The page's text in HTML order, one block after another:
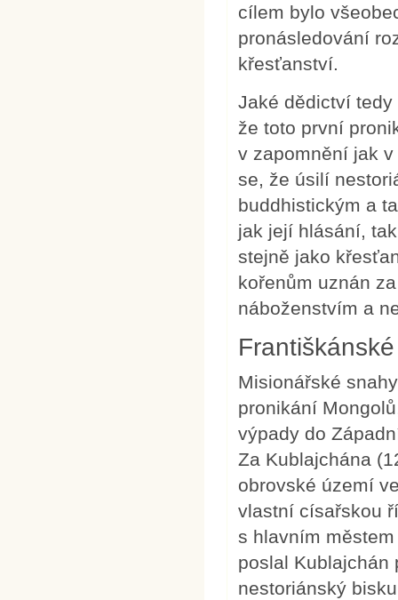
cílem bylo
pronásledování
křesťanství.
Jaké dědictví
že toto první
v zapomnění jak
se, že úsilí
buddhistickým a
jak její hlásání,
stejně jako
kořenům uznán
náboženstvím a
Misionářské
pronikání
výpady do
Za Kublajchána
obrovské území
vlastní císařskou
s hlavním
poslal Kublajchán
nestoriánský